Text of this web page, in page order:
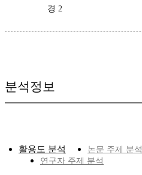
경 2
분석정보
활용도 분석
논문 주제 분석
연구자 주제 분석